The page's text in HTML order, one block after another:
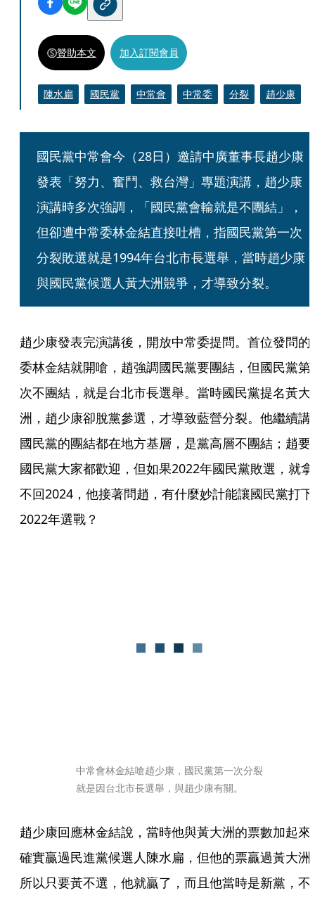
贊助本文 加入訂閱會員
陳水扁 國民黨 中常會 中常委 分裂 趙少康
國民黨中常會今（28日）邀請中廣董事長趙少康
發表「努力、奮鬥、救台灣」專題演講，趙少康
演講時多次強調，「國民黨會輸就是不團結」，
但卻遭中常委林金結直接吐槽，指國民黨第一次
分裂敗選就是1994年台北市長選舉，當時趙少康
與國民黨候選人黃大洲競爭，才導致分裂。
趙少康發表完演講後，開放中常委提問。首位發問的
委林金結就開嗆，趙強調國民黨要團結，但國民黨第
次不團結，就是台北市長選舉。當時國民黨提名黃大
洲，趙少康卻脫黨參選，才導致藍營分裂。他繼續講
國民黨的團結都在地方基層，是黨高層不團結；趙要
國民黨大家都歡迎，但如果2022年國民黨敗選，就拿
不回2024，他接著問趙，有什麼妙計能讓國民黨打下
2022年選戰？
中常會林金結嗆趙少康，國民黨第一次分裂
就是因台北市長選舉，與趙少康有關。
趙少康回應林金結說，當時他與黃大洲的票數加起來
確實贏過民進黨候選人陳水扁，但他的票贏過黃大洲
所以只要黃不選，他就贏了，而且他當時是新黨，不